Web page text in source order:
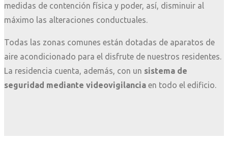
medidas de contención física y poder, así, disminuir al
máximo las alteraciones conductuales.
Todas las zonas comunes están dotadas de aparatos de
aire acondicionado para el disfrute de nuestros residentes.
La residencia cuenta, además, con un sistema de
seguridad mediante videovigilancia en todo el edificio.